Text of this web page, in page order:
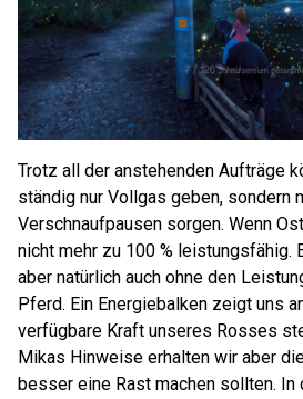
Trotz all der anstehenden Aufträge
ständig nur Vollgas geben, sondern
Verschnaufpausen sorgen. Wenn
nicht mehr zu 100 % leistungsfähig.
aber natürlich auch ohne den
Pferd. Ein Energiebalken zeigt uns
verfügbare Kraft unseres Rosses
Mikas Hinweise erhalten wir aber
besser eine Rast machen sollten. In